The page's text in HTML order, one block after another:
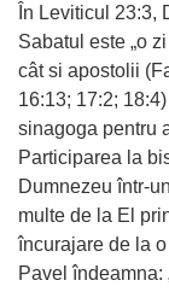
În Leviticul 23:3,
Sabatul este „o
cât si apostolii
16:13; 17:2;
sinagoga pentru
Participarea la
Dumnezeu într-
multe de la El
încurajare de la
Pavel îndeamna: